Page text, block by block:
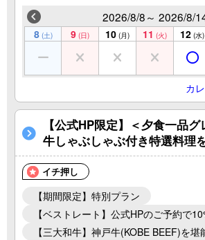
2026/8/8～ 2026/8/
8 (土) 9 (日) 10 (月) 11 (火) 12 (水)
カ
【公式HP限定】＜夕食一品
牛しゃぶしゃぶ付き特選料理
イチ押し
【期間限定】特別プラン
【ベストレート】公式HPのご予約で
【三大和牛】神戸牛(KOBE BEEF)を堪